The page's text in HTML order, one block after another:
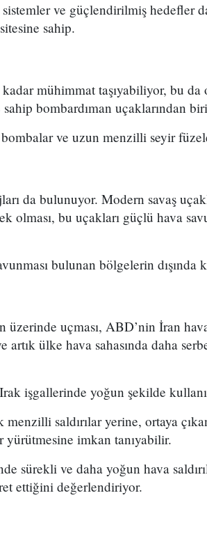
ve güçlendirilmiş hedefler
sahip.
mühimmat taşıyabiliyor, bu da
bombardıman uçaklarından
bombalar ve uzun menzilli seyir
da bulunuyor. Modern savaş
olması, bu uçakları güçlü hava
bulunan bölgelerin dışında
uçması, ABD’nin İran
ülke hava sahasında daha
işgallerinde yoğun şekilde
saldırılar yerine, ortaya
imkan tanıyabilir.
sürekli ve daha yoğun hava
ettiğini değerlendiriyor.